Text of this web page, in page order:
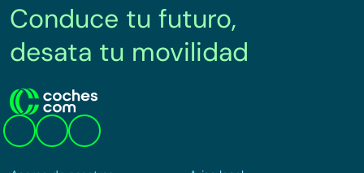
Conduce tu futuro,
desata tu movilidad